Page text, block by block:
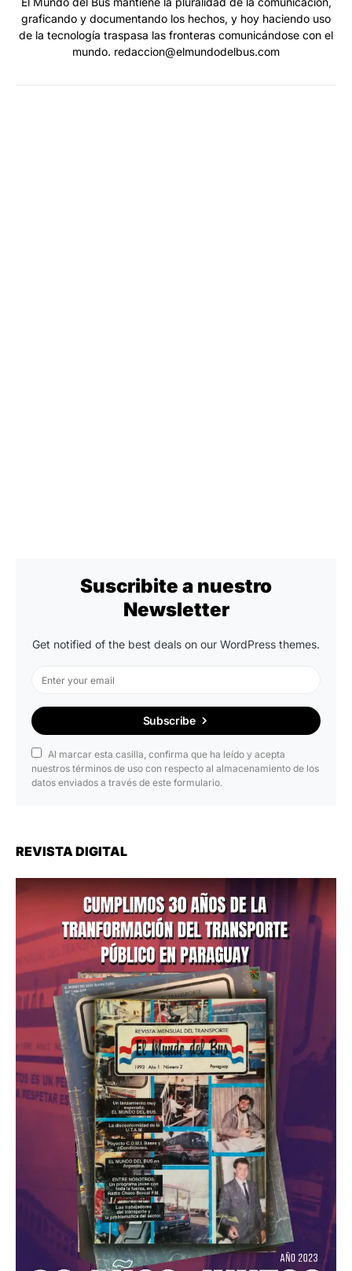
graficando y documentando los hechos, y hoy haciendo uso
de la tecnología traspasa las fronteras comunicándose con el
mundo. redaccion@elmundodelbus.com
Suscribite a nuestro
Newsletter
Get notified of the best deals on our WordPress themes.
Subscribe
Al marcar esta casilla, confirma que ha leído y acepta
nuestros términos de uso con respecto al almacenamiento de los
datos enviados a través de este formulario.
REVISTA DIGITAL